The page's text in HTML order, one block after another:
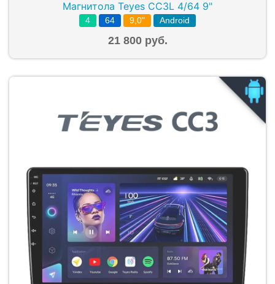
Магнитола Teyes CC3L 4/64 9"
4 64 9,0" Android
21 800 руб.